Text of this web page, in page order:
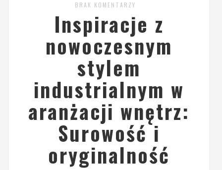
BRAK KOMENTARZY
Inspiracje z
nowoczesnym
stylem
industrialnym w
aranżacji wnętrz:
Surowość i
oryginalność